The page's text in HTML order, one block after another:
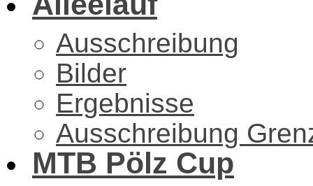
Ausschreibung
Bilder
Ergebnisse
Ausschreibung
MTB Pölz Cup